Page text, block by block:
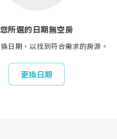
您所選的日期無空房
日期，以找到符合需求的房源。
更換日期